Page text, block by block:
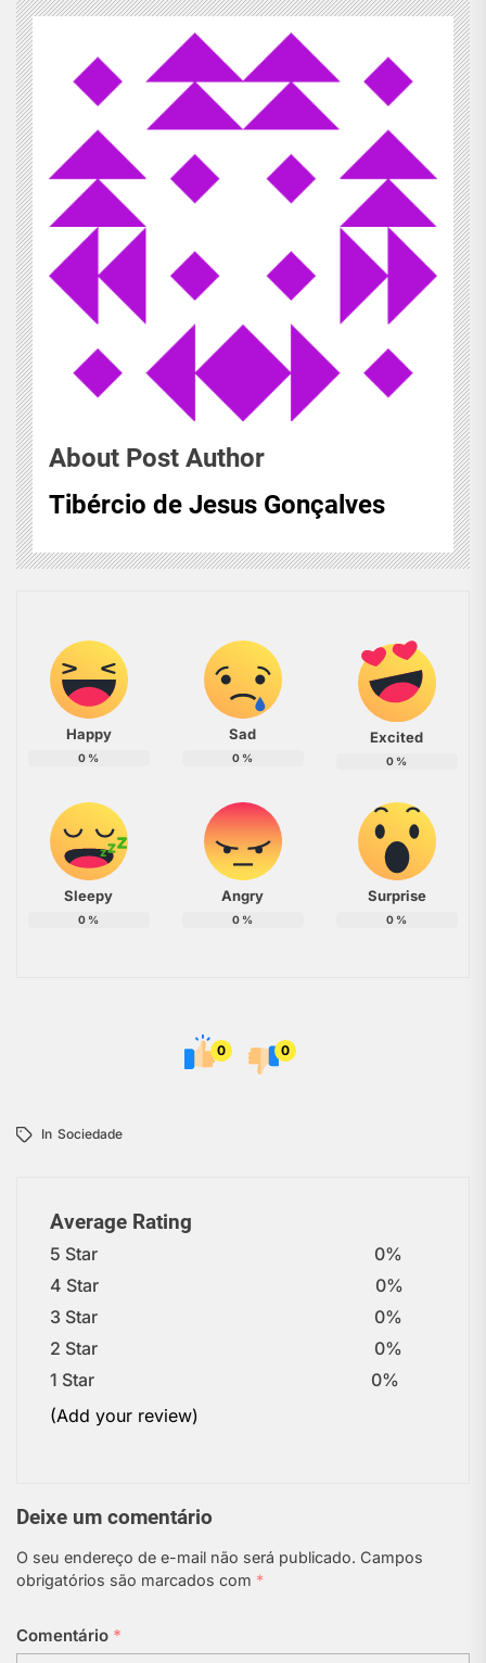
About Post Author
Tibércio de Jesus Gonçalves
Happy
0 %
Sad
0 %
Excited
0 %
Sleepy
0 %
Angry
0 %
Surprise
0 %
0 0
In Sociedade
Average Rating
5 Star
0%
4 Star
0%
3 Star
0%
2 Star
0%
1 Star
0%
(Add your review)
Deixe um comentário
O seu endereço de e-mail não será publicado. Campos
obrigatórios são marcados com *
Comentário *